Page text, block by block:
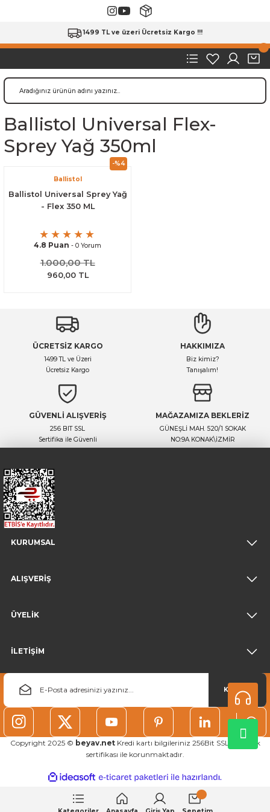
1499 TL ve üzeri Ücretsiz Kargo !!!
Ballistol Universal Flex-
Sprey Yağ 350ml
-%4
Ballistol
Ballistol Universal Sprey Yağ
- Flex 350 ML
4.8 Puan - 0 Yorum
1.000,00 TL
960,00 TL
ÜCRETSİZ KARGO
1499 TL ve Üzeri
Ücretsiz Kargo
HAKKIMIZA
Biz kimiz?
Tanışalım!
GÜVENLİ ALIŞVERİŞ
256 BIT SSL
Sertifika ile Güvenli
MAĞAZAMIZA BEKLERİZ
GÜNEŞLİ MAH. 520/1 SOKAK
NO:9A KONAK\İZMİR
KURUMSAL
ALIŞVERİŞ
ÜYELİK
İLETİŞİM
KAYDOL
Copyright 2025 © beyav.netKredi kartı bilgileriniz 256Bit SSL güvenlik
sertifikası ile korunmaktadır.
ideasoft
e-
paketleri